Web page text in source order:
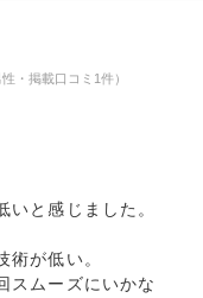
・掲載口コミ1件）
と感じました。
が低い。
スムーズにいかな